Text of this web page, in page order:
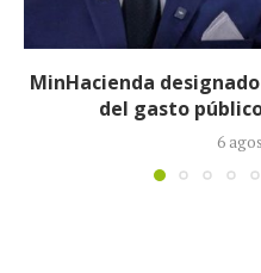
Informe revela que
crecieron 90 %
5